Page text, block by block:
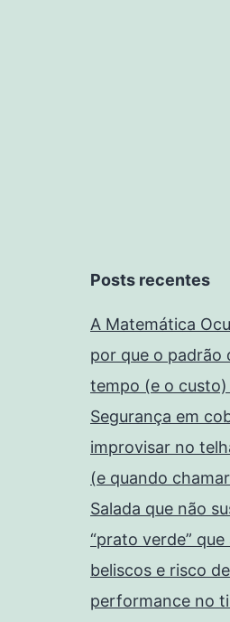
Posts recentes
A Matemática
por que o padrão
tempo (e o
Segurança em
improvisar no
(e quando
Salada que não
“prato verde”
beliscos e risco
performance no